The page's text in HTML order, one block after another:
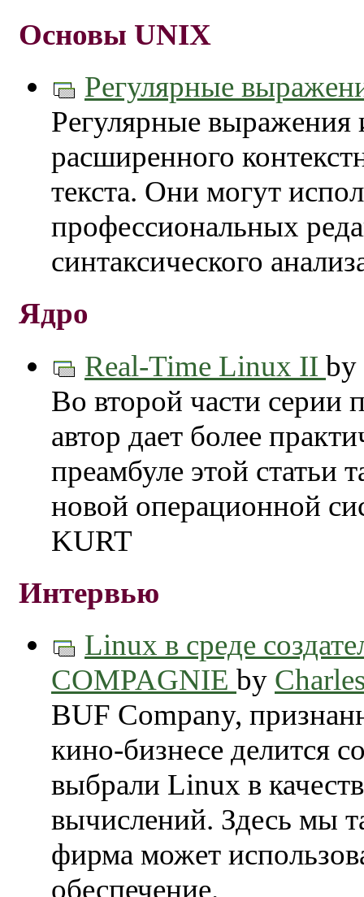
Основы UNIX
Регулярные
Регулярные выражения
расширенного
текста. Они могут
профессиональных
синтаксического
Ядро
Real-Time Linux II by
Во второй части
автор дает более
преамбуле этой статьи
новой операционной
KURT
Интервью
Linux в среде
COMPAGNIE by
BUF Company,
кино-бизнесе делится
выбрали Linux в
вычислений. Здесь мы
фирма может
обеспечение.